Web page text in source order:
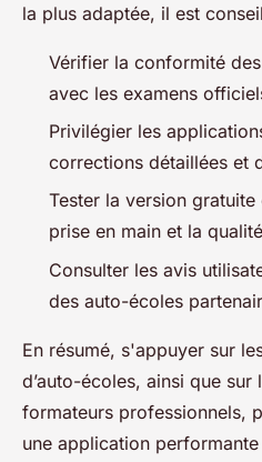
la plus adaptée, il est
Vérifier la conformité
avec les examens
Privilégier les
corrections détaillées et
Tester la version
prise en main et la
Consulter les avis
des auto-écoles
En résumé, s'appuyer sur
d’auto-écoles, ainsi que sur
formateurs professionnels,
une application